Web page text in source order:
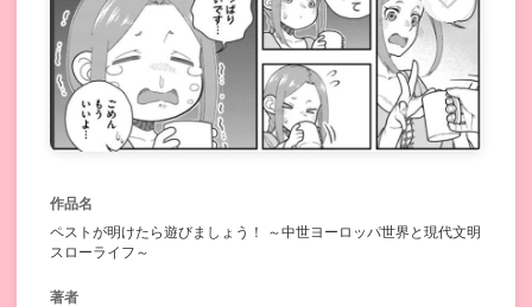
作品名
ペストが明けたら遊びましょう！ ～中世ヨーロッパ世界と現代文明
スローライフ～
著者